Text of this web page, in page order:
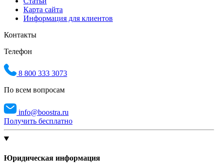
Карта сайта
Информация для клиентов
Контакты
Телефон
8 800 333 3073
По всем вопросам
info@boostra.ru
Получить бесплатно
Юридическая информация